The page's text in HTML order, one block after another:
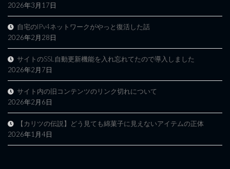
2026年3月17日
自宅のIPv4ネットワークがやっと復活した話
2026年2月28日
サイトのSSL自動更新機能を入れ忘れてたので導入しました
2026年2月7日
サイト内の旧コンテンツのリンク切れについて
2026年2月6日
【カリツの伝説】どう見ても綿菓子に見えないアイテムの正体
2026年1月4日